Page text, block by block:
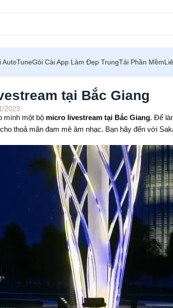
AutoTuneGói Cài App Làm Đẹp TrungTải Phần Mềm
tại Bắc Giang
2023
mình một bộ micro livestream tại Bắc Giang. Để
thoả mãn đam mê âm nhạc. Bạn hãy đến với